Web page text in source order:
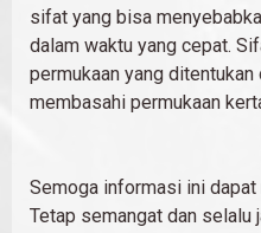
sifat yang bisa
dalam waktu yang cepat.
permukaan yang
membasahi permukaan
Semoga informasi ini dapat
Tetap semangat dan selalu